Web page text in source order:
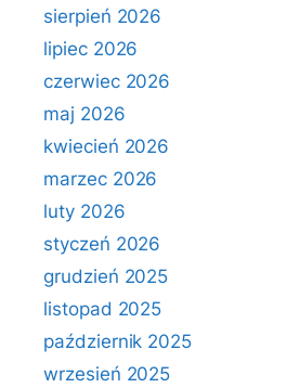
sierpień 2026
lipiec 2026
czerwiec 2026
maj 2026
kwiecień 2026
marzec 2026
luty 2026
styczeń 2026
grudzień 2025
listopad 2025
październik 2025
wrzesień 2025